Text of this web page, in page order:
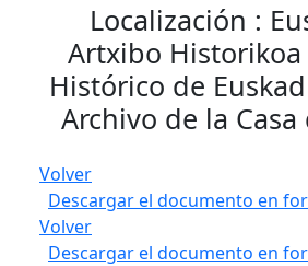
Localización :
Artxibo Historikoa
Histórico de
Archivo de la Casa
Volver
Descargar el documento en
Volver
Descargar el documento en